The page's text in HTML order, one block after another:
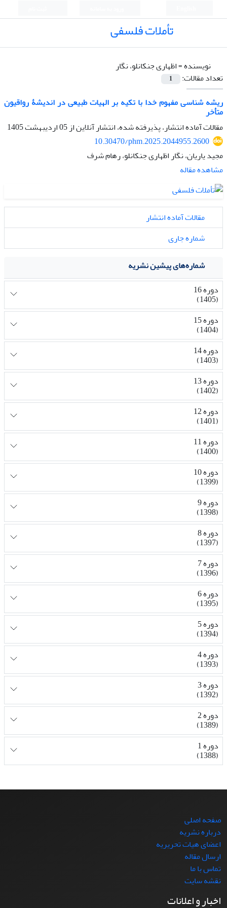
تأملات فلسفی
نویسنده =اظهاری جنکانلو، نگار
تعداد مقالات:
1
ریشه شناسی مفهوم خدا با تکیه بر الهیات طبیعی در اندیشۀ رواقیون
متأخر
مقالات آماده انتشار، پذیرفته شده، انتشار آنلاین از05 اردیبهشت 1405
10.30470/phm.2025.2044955.2600
مجید یاریان، نگار اظهاری جنکانلو، رهام شرف
مشاهده مقاله
مقالات آماده انتشار
شماره جاری
شماره‌های پیشین نشریه
دوره 16
(1405)
دوره 15
(1404)
دوره 14
(1403)
دوره 13
(1402)
دوره 12
(1401)
دوره 11
(1400)
دوره 10
(1399)
دوره 9
(1398)
دوره 8
(1397)
دوره 7
(1396)
دوره 6
(1395)
دوره 5
(1394)
دوره 4
(1393)
دوره 3
(1392)
دوره 2
(1389)
دوره 1
(1388)
صفحه اصلی
درباره نشریه
اعضای هیات تحریریه
ارسال مقاله
تماس با ما
نقشه سایت
اخبار و اعلانات